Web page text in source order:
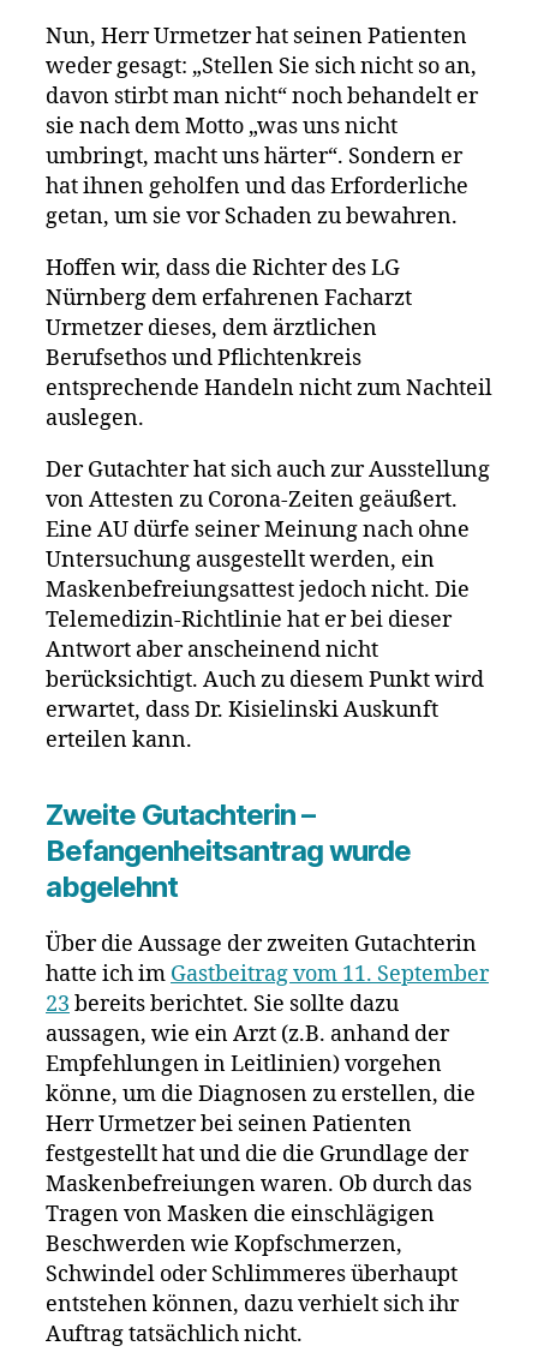
Nun, Herr Urmetzer hat seinen Patienten
weder gesagt: „Stellen Sie sich nicht so an,
davon stirbt man nicht“ noch behandelt er
sie nach dem Motto „was uns nicht
umbringt, macht uns härter“. Sondern er
hat ihnen geholfen und das Erforderliche
getan, um sie vor Schaden zu bewahren.
Hoffen wir, dass die Richter des LG
Nürnberg dem erfahrenen Facharzt
Urmetzer dieses, dem ärztlichen
Berufsethos und Pflichtenkreis
entsprechende Handeln nicht zum Nachteil
auslegen.
Der Gutachter hat sich auch zur Ausstellung
von Attesten zu Corona-Zeiten geäußert.
Eine AU dürfe seiner Meinung nach ohne
Untersuchung ausgestellt werden, ein
Maskenbefreiungsattest jedoch nicht. Die
Telemedizin-Richtlinie hat er bei dieser
Antwort aber anscheinend nicht
berücksichtigt. Auch zu diesem Punkt wird
erwartet, dass Dr. Kisielinski Auskunft
erteilen kann.
Zweite Gutachterin –
Befangenheitsantrag wurde
abgelehnt
Über die Aussage der zweiten Gutachterin
hatte ich im Gastbeitrag vom 11. September
23 bereits berichtet. Sie sollte dazu
aussagen, wie ein Arzt (z.B. anhand der
Empfehlungen in Leitlinien) vorgehen
könne, um die Diagnosen zu erstellen, die
Herr Urmetzer bei seinen Patienten
festgestellt hat und die die Grundlage der
Maskenbefreiungen waren. Ob durch das
Tragen von Masken die einschlägigen
Beschwerden wie Kopfschmerzen,
Schwindel oder Schlimmeres überhaupt
entstehen können, dazu verhielt sich ihr
Auftrag tatsächlich nicht.